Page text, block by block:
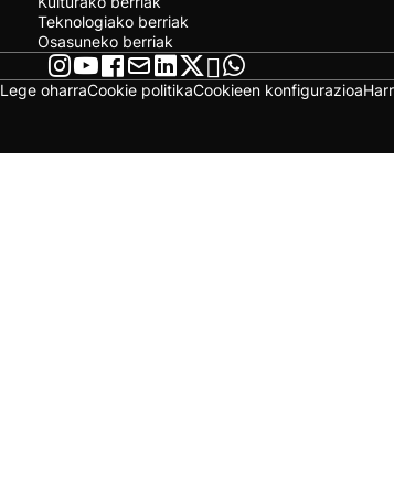
Teknologiako berriak
Osasuneko berriak
Lege oharraCookie politikaCookieen konfigurazioa